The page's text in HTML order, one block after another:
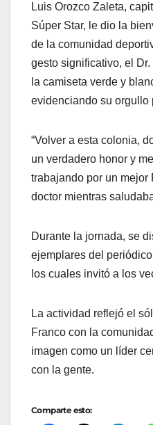
Luis Orozco Zaleta,
Súper Star, le dio la
de la comunidad
gesto significativo, el
la camiseta verde y
evidenciando su orgullo
“Volver a esta colonia,
un verdadero honor y
trabajando por un mejor
doctor mientras
Durante la jornada, se
ejemplares del
los cuales invitó a los
La actividad reflejó el
Franco con la
imagen como un líder
con la gente.
Comparte esto: